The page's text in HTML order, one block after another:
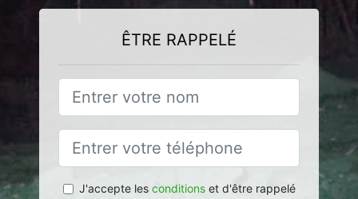
ÊTRE RAPPELÉ
J'accepte les conditionset d'être rappelé